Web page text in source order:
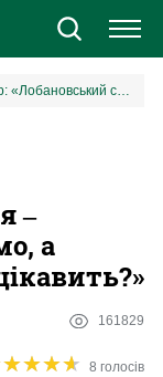
Володимир Мазяр: «Лобановський сміявся ‒ «Хочеш грати за Динамо, а зарплата тебе взагалі цікавить?»
‒
а
161829
★★★★
★★★★ 8 голосів